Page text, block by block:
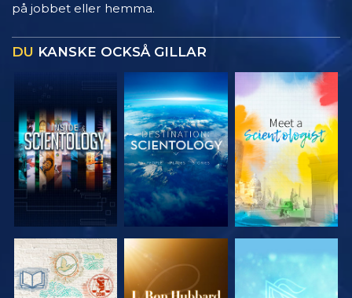
på jobbet eller hemma.
DU KANSKE OCKSÅ GILLAR
UTFORSKA
UTFORSKA
UTFORSKA